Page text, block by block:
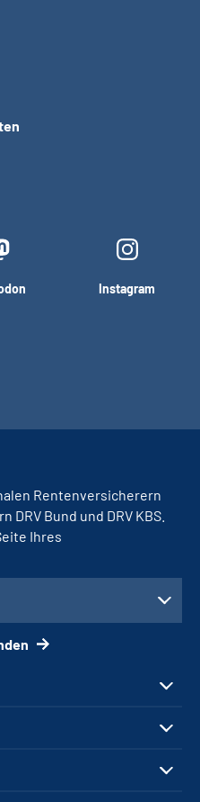
Instagram
Rentenversicherern
Bund und DRV KBS.
Ihres